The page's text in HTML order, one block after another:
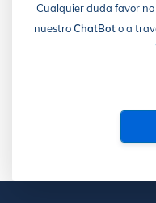
Cualquier duda favor
nuestroChatBoto a